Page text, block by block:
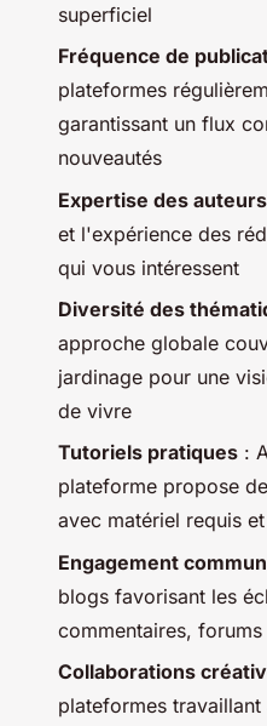
superficiel
Fréquence de
plateformes
garantissant un flux
nouveautés
Expertise des auteurs
et l'expérience des
qui vous intéressent
Diversité des
approche globale
jardinage pour une
de vivre
Tutoriels pratiques :
plateforme propose
avec matériel requis
Engagement
blogs favorisant les
commentaires,
Collaborations
plateformes